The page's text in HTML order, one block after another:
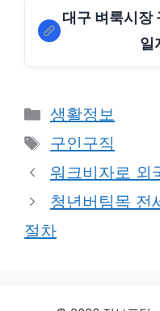
대구 벼룩시장
일
Categories
생활정보
Tags
구인구직
워크비자로 외
청년버팀목 전
절차